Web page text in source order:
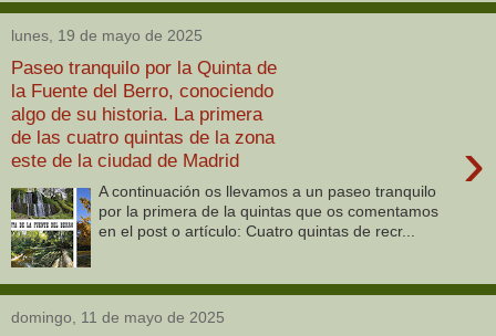
lunes, 19 de mayo de 2025
Paseo tranquilo por la Quinta de
la Fuente del Berro, conociendo
algo de su historia. La primera
de las cuatro quintas de la zona
este de la ciudad de Madrid
›
A continuación os llevamos a un paseo tranquilo
por la primera de la quintas que os comentamos
en el post o artículo: Cuatro quintas de recr...
domingo, 11 de mayo de 2025